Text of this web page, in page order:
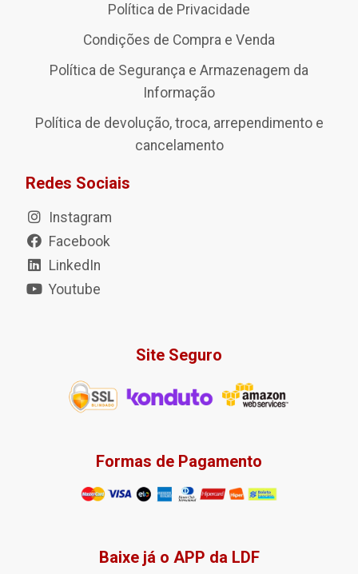
Política de Privacidade
Condições de Compra e Venda
Política de Segurança e Armazenagem da
Informação
Política de devolução, troca, arrependimento e
cancelamento
Redes Sociais
Instagram
Facebook
LinkedIn
Youtube
Site Seguro
Formas de Pagamento
Baixe já o APP da LDF